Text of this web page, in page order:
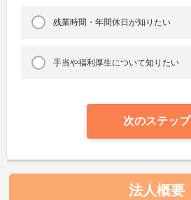
残業時間・年間休日が知りたい
手当や福利厚生について知りたい
次のステップ
法人概要